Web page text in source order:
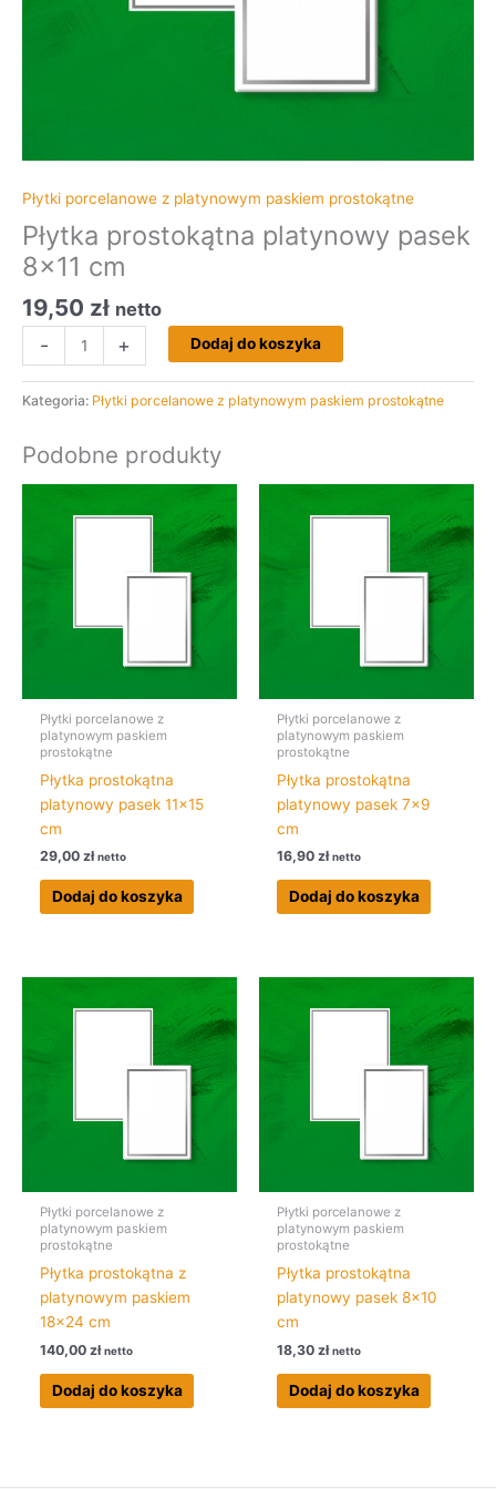
Płytki porcelanowe z platynowym paskiem prostokątne
Płytka prostokątna platynowy pasek
8×11 cm
19,50 zł netto
- + Dodaj do koszyka
Kategoria: Płytki porcelanowe z platynowym paskiem prostokątne
Podobne produkty
Płytki porcelanowe z
platynowym paskiem
prostokątne
Płytka prostokątna
platynowy pasek 11×15
cm
29,00zł netto
Dodaj do koszyka
Płytki porcelanowe z
platynowym paskiem
prostokątne
Płytka prostokątna
platynowy pasek 7×9
cm
16,90zł netto
Dodaj do koszyka
Płytki porcelanowe z
platynowym paskiem
prostokątne
Płytka prostokątna z
platynowym paskiem
18×24 cm
140,00zł netto
Dodaj do koszyka
Płytki porcelanowe z
platynowym paskiem
prostokątne
Płytka prostokątna
platynowy pasek 8×10
cm
18,30zł netto
Dodaj do koszyka